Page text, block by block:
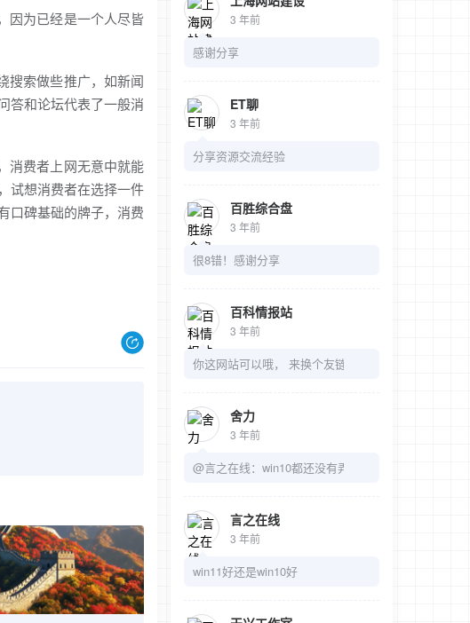
因为已经是一个人尽皆
搜索做些推广，如新闻
答和论坛代表了一般消
消费者上网无意中就能
试想消费者在选择一件
口碑基础的牌子，消费
3 年前
感谢分享
ET聊
3 年前
分享资源交流经验
百胜综合盘
3 年前
很8错！感谢分享
百科情报站
3 年前
你这网站可以哦， 来换个友链吧
舍力
3 年前
@言之在线：win10都还没有弄明白呢
言之在线
3 年前
win11好还是win10好